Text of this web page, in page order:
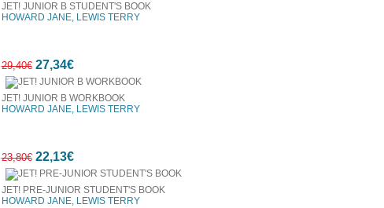
JET! JUNIOR B STUDENT'S BOOK
HOWARD JANE, LEWIS TERRY
29,40€ 27,34€
JET! JUNIOR B WORKBOOK
HOWARD JANE, LEWIS TERRY
23,80€ 22,13€
JET! PRE-JUNIOR STUDENT'S BOOK
HOWARD JANE, LEWIS TERRY